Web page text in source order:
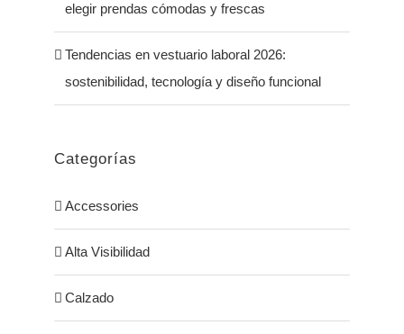
elegir prendas cómodas y frescas
Tendencias en vestuario laboral 2026:
sostenibilidad, tecnología y diseño funcional
Categorías
Accessories
Alta Visibilidad
Calzado